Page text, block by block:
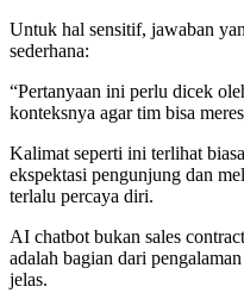
Untuk hal sensitif, jawaban
sederhana:
“Pertanyaan ini perlu dicek
konteksnya agar tim bisa
Kalimat seperti ini terlihat
ekspektasi pengunjung dan
terlalu percaya diri.
AI chatbot bukan sales
adalah bagian dari
jelas.